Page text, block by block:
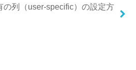
の列（user-specific）の設定方